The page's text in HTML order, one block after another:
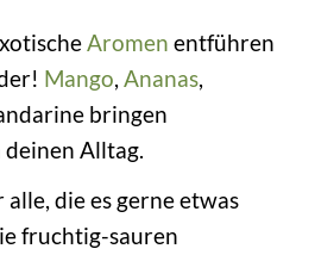
Aromen entführen
Mango, Ananas,
bringen
Alltag.
alle, die es gerne etwas
fruchtig-sauren